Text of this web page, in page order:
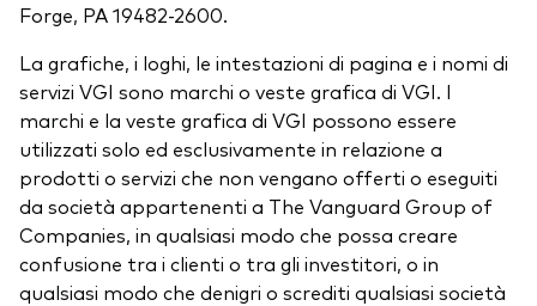
Forge, PA 19482-2600.
La grafiche, i loghi, le intestazioni di pagina e i nomi di
servizi VGI sono marchi o veste grafica di VGI. I
marchi e la veste grafica di VGI possono essere
utilizzati solo ed esclusivamente in relazione a
prodotti o servizi che non vengano offerti o eseguiti
da società appartenenti a The Vanguard Group of
Companies, in qualsiasi modo che possa creare
confusione tra i clienti o tra gli investitori, o in
qualsiasi modo che denigri o screditi qualsiasi società